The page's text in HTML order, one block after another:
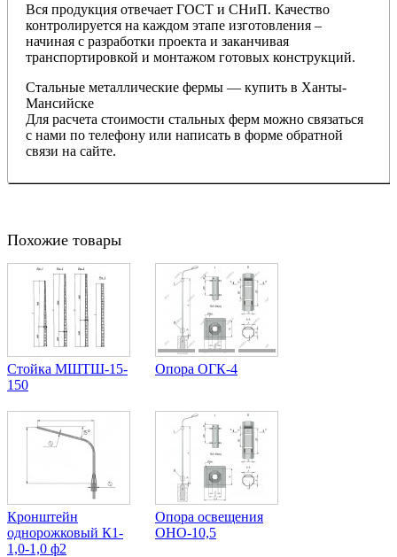
Вся продукция отвечает ГОСТ и СНиП. Качество
контролируется на каждом этапе изготовления –
начиная с разработки проекта и заканчивая
транспортировкой и монтажом готовых конструкций.
Стальные металлические фермы — купить в Ханты-
Мансийске
Для расчета стоимости стальных ферм можно связаться
с нами по телефону или написать в форме обратной
связи на сайте.
Похожие товары
Стойка МШТШ-15-
150
Опора ОГК-4
Кронштейн
однорожковый К1-
1,0-1,0 ф2
Опора освещения
ОНО-10,5